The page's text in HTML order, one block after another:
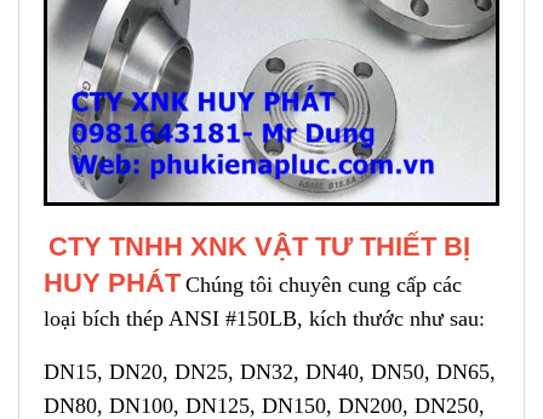
CTY TNHH XNK VẬT TƯ THIẾT BỊ
HUY PHÁT Chúng tôi chuyên cung cấp các
loại bích thép ANSI #150LB, kích thước như sau:
DN15, DN20, DN25, DN32, DN40, DN50, DN65,
DN80, DN100, DN125, DN150, DN200, DN250,